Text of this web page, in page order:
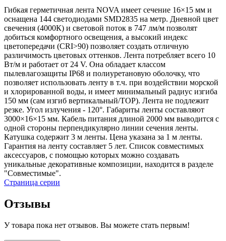
Гибкая герметичная лента NOVA имеет сечение 16×15 мм и
оснащена 144 светодиодами SMD2835 на метр. Дневной цвет
свечения (4000К) и световой поток в 747 лм/м позволят
добиться комфортного освещения, а высокий индекс
цветопередачи (CRI>90) позволяет создать отличную
различимость цветовых оттенков. Лента потребляет всего 10
Вт/м и работает от 24 V. Она обладает классом
пылевлагозащиты IP68 и полиуретановую оболочку, что
позволяет использовать ленту в т.ч. при воздействии морской
и хлорированной воды, и имеет минимальный радиус изгиба
150 мм (сам изгиб вертикальный/TOP). Лента не подлежит
резке. Угол излучения - 120°. Габариты ленты составляют
3000×16×15 мм. Кабель питания длиной 2000 мм выводится с
одной стороны перпендикулярно линии сечения ленты.
Катушка содержит 3 м ленты. Цена указана за 1 м ленты.
Гарантия на ленту составляет 5 лет. Список совместимых
аксессуаров, с помощью которых можно создавать
уникальные декоративные композиции, находится в разделе
"Совместимые".
Страница серии
Отзывы
У товара пока нет отзывов. Вы можете стать первым!